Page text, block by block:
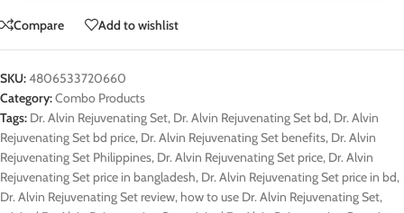
Compare Add to wishlist
SKU:4806533720660
Category:Combo Products
Tags: Dr. Alvin Rejuvenating Set, Dr. Alvin Rejuvenating Set bd, Dr. Alvin
Rejuvenating Set bd price, Dr. Alvin Rejuvenating Set benefits, Dr. Alvin
Rejuvenating Set Philippines, Dr. Alvin Rejuvenating Set price, Dr. Alvin
Rejuvenating Set price in bangladesh, Dr. Alvin Rejuvenating Set price in bd,
Dr. Alvin Rejuvenating Set review, how to use Dr. Alvin Rejuvenating Set,